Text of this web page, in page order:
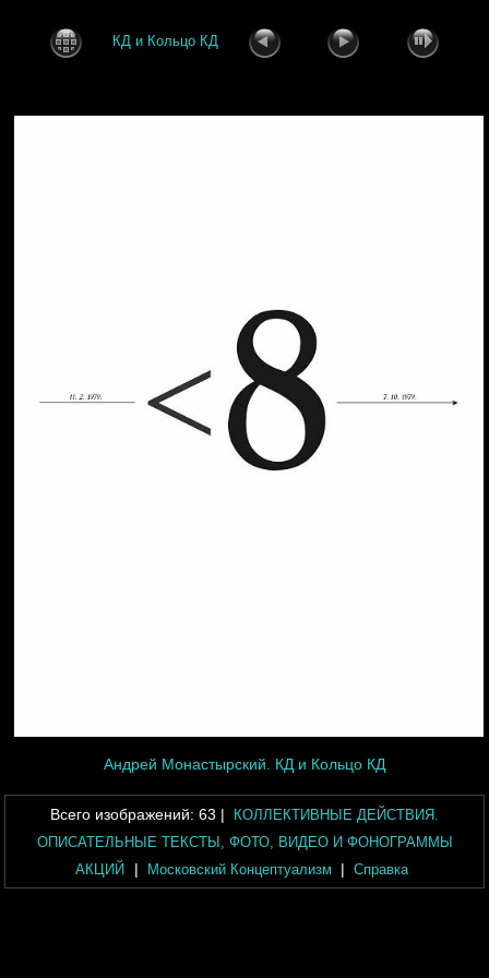
КД и Кольцо КД
Андрей Монастырский. КД и Кольцо КД
Всего изображений: 63 |
КОЛЛЕКТИВНЫЕ ДЕЙСТВИЯ.
ОПИСАТЕЛЬНЫЕ ТЕКСТЫ, ФОТО, ВИДЕО И ФОНОГРАММЫ
АКЦИЙ
| Московский Концептуализм | Справка